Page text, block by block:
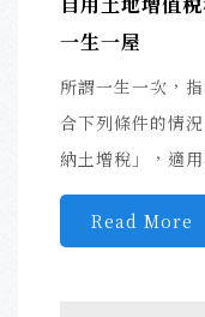
一生一屋
所謂一生一次，
合下列條件的情
納土增稅」，適
Read More